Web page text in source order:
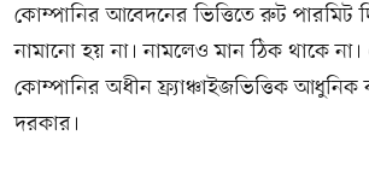
কোম্পানির আবেদনের ভিত্তিতে রুট পারমিট
নামানো হয় না। নামলেও মান ঠিক থাকে
কোম্পানির অধীন ফ্র্যাঞ্চাইজভিত্তিক আধুনিক
দরকার।